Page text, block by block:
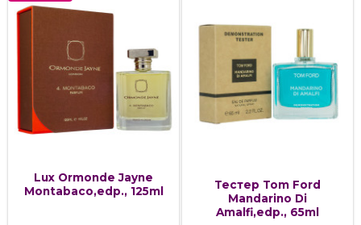
Lux Ormonde Jayne
Montabaco,edp., 125ml
Тестер Tom Ford
Mandarino Di
Amalfi,edp., 65ml